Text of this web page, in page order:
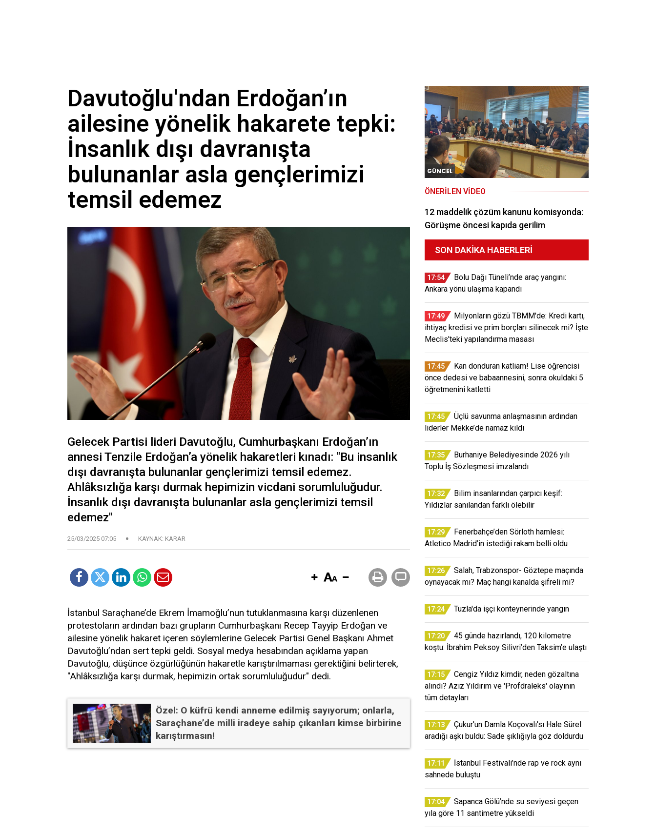
Davutoğlu'ndan Erdoğan’ın
ailesine yönelik hakarete tepki:
İnsanlık dışı davranışta
bulunanlar asla gençlerimizi
temsil edemez
Gelecek Partisi lideri Davutoğlu, Cumhurbaşkanı Erdoğan’ın
annesi Tenzile Erdoğan’a yönelik hakaretleri kınadı: "Bu insanlık
dışı davranışta bulunanlar gençlerimizi temsil edemez.
Ahlâksızlığa karşı durmak hepimizin vicdani sorumluluğudur.
İnsanlık dışı davranışta bulunanlar asla gençlerimizi temsil
edemez"
25/03/2025 07:05 KAYNAK: KARAR
İstanbul Saraçhane’de Ekrem İmamoğlu’nun tutuklanmasına karşı düzenlenen
protestoların ardından bazı grupların Cumhurbaşkanı Recep Tayyip Erdoğan ve
ailesine yönelik hakaret içeren söylemlerine Gelecek Partisi Genel Başkanı Ahmet
Davutoğlu’ndan sert tepki geldi. Sosyal medya hesabından açıklama yapan
Davutoğlu, düşünce özgürlüğünün hakaretle karıştırılmaması gerektiğini belirterek,
"Ahlâksızlığa karşı durmak, hepimizin ortak sorumluluğudur" dedi.
Özel: O küfrü kendi anneme edilmiş sayıyorum; onlarla,
Saraçhane’de milli iradeye sahip çıkanları kimse birbirine
karıştırmasın!
GÜNCEL
ÖNERILEN VIDEO
12 maddelik çözüm kanunu komisyonda:
Görüşme öncesi kapıda gerilim
SON DAKIKA HABERLERI
17:54
Bolu Dağı Tüneli’nde araç yangını:
Ankara yönü ulaşıma kapandı
17:49
Milyonların gözü TBMM'de: Kredi kartı,
ihtiyaç kredisi ve prim borçları silinecek mi? İşte
Meclis'teki yapılandırma masası
17:45
Kan donduran katliam! Lise öğrencisi
önce dedesi ve babaannesini, sonra okuldaki 5
öğretmenini katletti
17:45
Üçlü savunma anlaşmasının ardından
liderler Mekke’de namaz kıldı
17:35
Burhaniye Belediyesinde 2026 yılı
Toplu İş Sözleşmesi imzalandı
17:32
Bilim insanlarından çarpıcı keşif:
Yıldızlar sanılandan farklı ölebilir
17:29
Fenerbahçe’den Sörloth hamlesi:
Atletico Madrid’in istediği rakam belli oldu
17:26
Salah, Trabzonspor- Göztepe maçında
oynayacak mı? Maç hangi kanalda şifreli mi?
17:24 Tuzla'da işçi konteynerinde yangın
17:20
45 günde hazırlandı, 120 kilometre
koştu: İbrahim Peksoy Silivri’den Taksim’e ulaştı
17:15
Cengiz Yıldız kimdir, neden gözaltına
alındı? Aziz Yıldırım ve 'Profdraleks' olayının
tüm detayları
17:13
Çukur'un Damla Koçovalı'sı Hale Sürel
aradığı aşkı buldu: Sade şıklığıyla göz doldurdu
17:11
İstanbul Festivali’nde rap ve rock aynı
sahnede buluştu
17:04
Sapanca Gölü’nde su seviyesi geçen
yıla göre 11 santimetre yükseldi